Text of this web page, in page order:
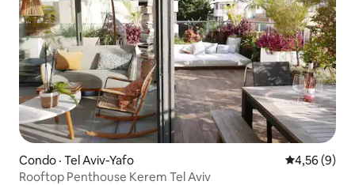
Condo · Tel Aviv-Yafo Note
4,56 (9)
Rooftop Penthouse Kerem Tel Aviv